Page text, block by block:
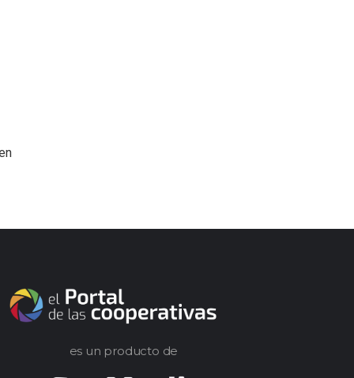
es un producto de